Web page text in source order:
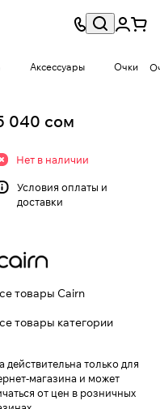
Аксессуары Очки
040 сом
Нет в наличии
Условия оплаты и
доставки
товары Cairn
товары категории
действительна только для
магазина и может
от цен в розничных